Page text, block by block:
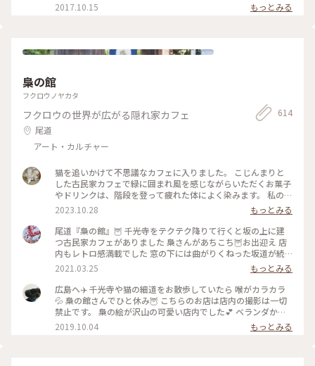
2017.10.15
もっとみる
梟の館
フクロウノヤカタ
フクロウの世界が広がる隠れ家カフェ
尾道
アート・カルチャー
614
猫を追いかけて不思議なカフェに入りました。 こじんまりと
した古民家カフェで緑に囲まれ風を感じながらいただくお菓子
やドリンクは、階段を登って疲れた体によく染みます。 私の座
ったテーブル席は三毛猫の定位置らしく、相席させていただき
ました🐈 #私のことりっぷ旅 #秋さんぽ #古民家カフェ
2023.10.28
もっとみる
尾道『梟の館』🦉 千光寺をテクテク降りて行くと坂の上に建
つ古民家カフェがありました 梟さんがあちこち🦉お出迎え 店
内もレトロ感満載でした 窓の下には曲がりくねった坂道が続
いています 美味しいチーズケーキとホットみかん🍊をいただ
きました💕 #尾道 #尾道散策 #梟の館 #梟 #カフェ #尾道カフェ
#古民家カフェ #レトロ #瀬戸内 #瀬戸内海 #海の見える町 #広
島県 #わたしの旅 #雨女 #雨女の旅 #母娘旅
2021.03.25
もっとみる
広島へ✈️ 千光寺や猫の細道をお散歩していたら 喉がカラカラ
💦 梟の館さんでひと休み🦉 こちらのお店は店内の撮影は一切
禁止です。 梟の絵が沢山の可愛い店内でした💕 ベランダから
見える海もキラキラ綺麗✨ カボスサイダーを飲みながらボーっ
と眺める時間 最高に気持ちいい時間でした😊 ・ #ことりっぷ
2019.10.04 もっとみる